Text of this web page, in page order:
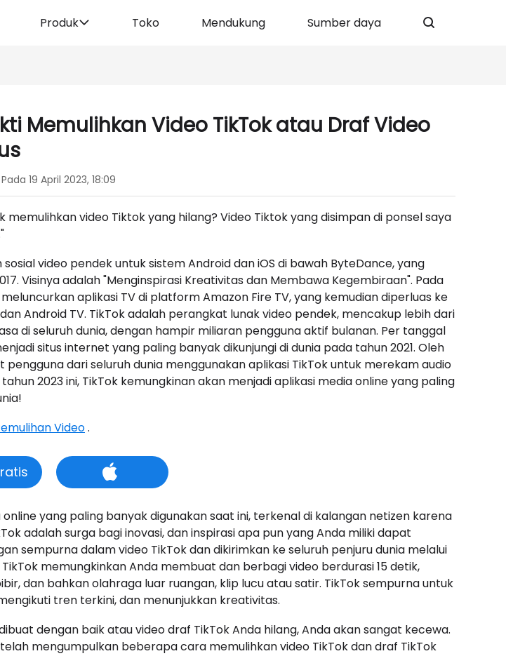
Produk Toko Mendukung Sumber daya
Memulihkan Video TikTok atau Draf Video
19 April 2023, 18:09
memulihkan video Tiktok yang hilang? Video Tiktok yang disimpan di ponsel saya
video pendek untuk sistem Android dan iOS di bawah ByteDance, yang
Visinya adalah "Menginspirasi Kreativitas dan Membawa Kegembiraan". Pada
meluncurkan aplikasi TV di platform Amazon Fire TV, yang kemudian diperluas ke
Android TV. TikTok adalah perangkat lunak video pendek, mencakup lebih dari
di seluruh dunia, dengan hampir miliaran pengguna aktif bulanan. Per tanggal
situs internet yang paling banyak dikunjungi di dunia pada tahun 2021. Oleh
pengguna dari seluruh dunia menggunakan aplikasi TikTok untuk merekam audio
2023 ini, TikTok kemungkinan akan menjadi aplikasi media online yang paling
Video.
yang paling banyak digunakan saat ini, terkenal di kalangan netizen karena
adalah surga bagi inovasi, dan inspirasi apa pun yang Anda miliki dapat
sempurna dalam video TikTok dan dikirimkan ke seluruh penjuru dunia melalui
memungkinkan Anda membuat dan berbagi video berdurasi 15 detik,
dan bahkan olahraga luar ruangan, klip lucu atau satir. TikTok sempurna untuk
tren terkini, dan menunjukkan kreativitas.
dengan baik atau video draf TikTok Anda hilang, Anda akan sangat kecewa.
mengumpulkan beberapa cara memulihkan video TikTok dan draf TikTok